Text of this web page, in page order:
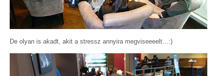
De olyan is akadt, akit a stressz annyira megviseeeelt…:)